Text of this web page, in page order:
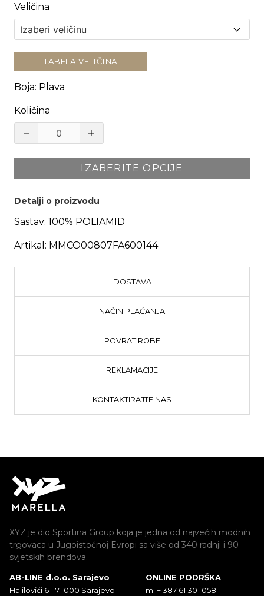
Veličina
TABELA VELIČINA
Boja: Plava
Količina
IZABERITE OPCIJE
Detalji o proizvodu
Sastav: 100% POLIAMID
Artikal: MMCO00807FA600144
DOSTAVA
NAČIN PLAĆANJA
POVRAT ROBE
REKLAMACIJE
KONTAKTIRAJTE NAS
XYZ je dio Sportina Group koja je jedna od najvećih modnih
trgovaca u Jugoistočnoj Evropi sa više od 340 radnji i 90
svjetskih brendova.
AB-LINE d.o.o. Sarajevo
Halilovići 6 - 71 000 Sarajevo
ONLINE PODRŠKA
m: + 387 61 301 058